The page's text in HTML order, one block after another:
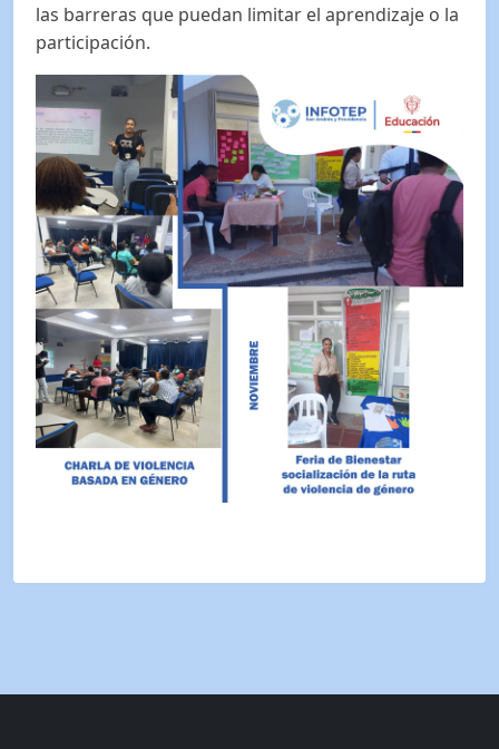
las barreras que puedan limitar el aprendizaje o la
participación.